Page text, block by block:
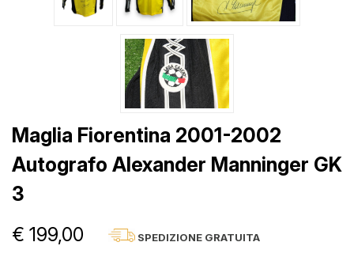
Maglia Fiorentina 2001-2002
Autografo Alexander Manninger GK
3
€ 199,00 SPEDIZIONE GRATUITA